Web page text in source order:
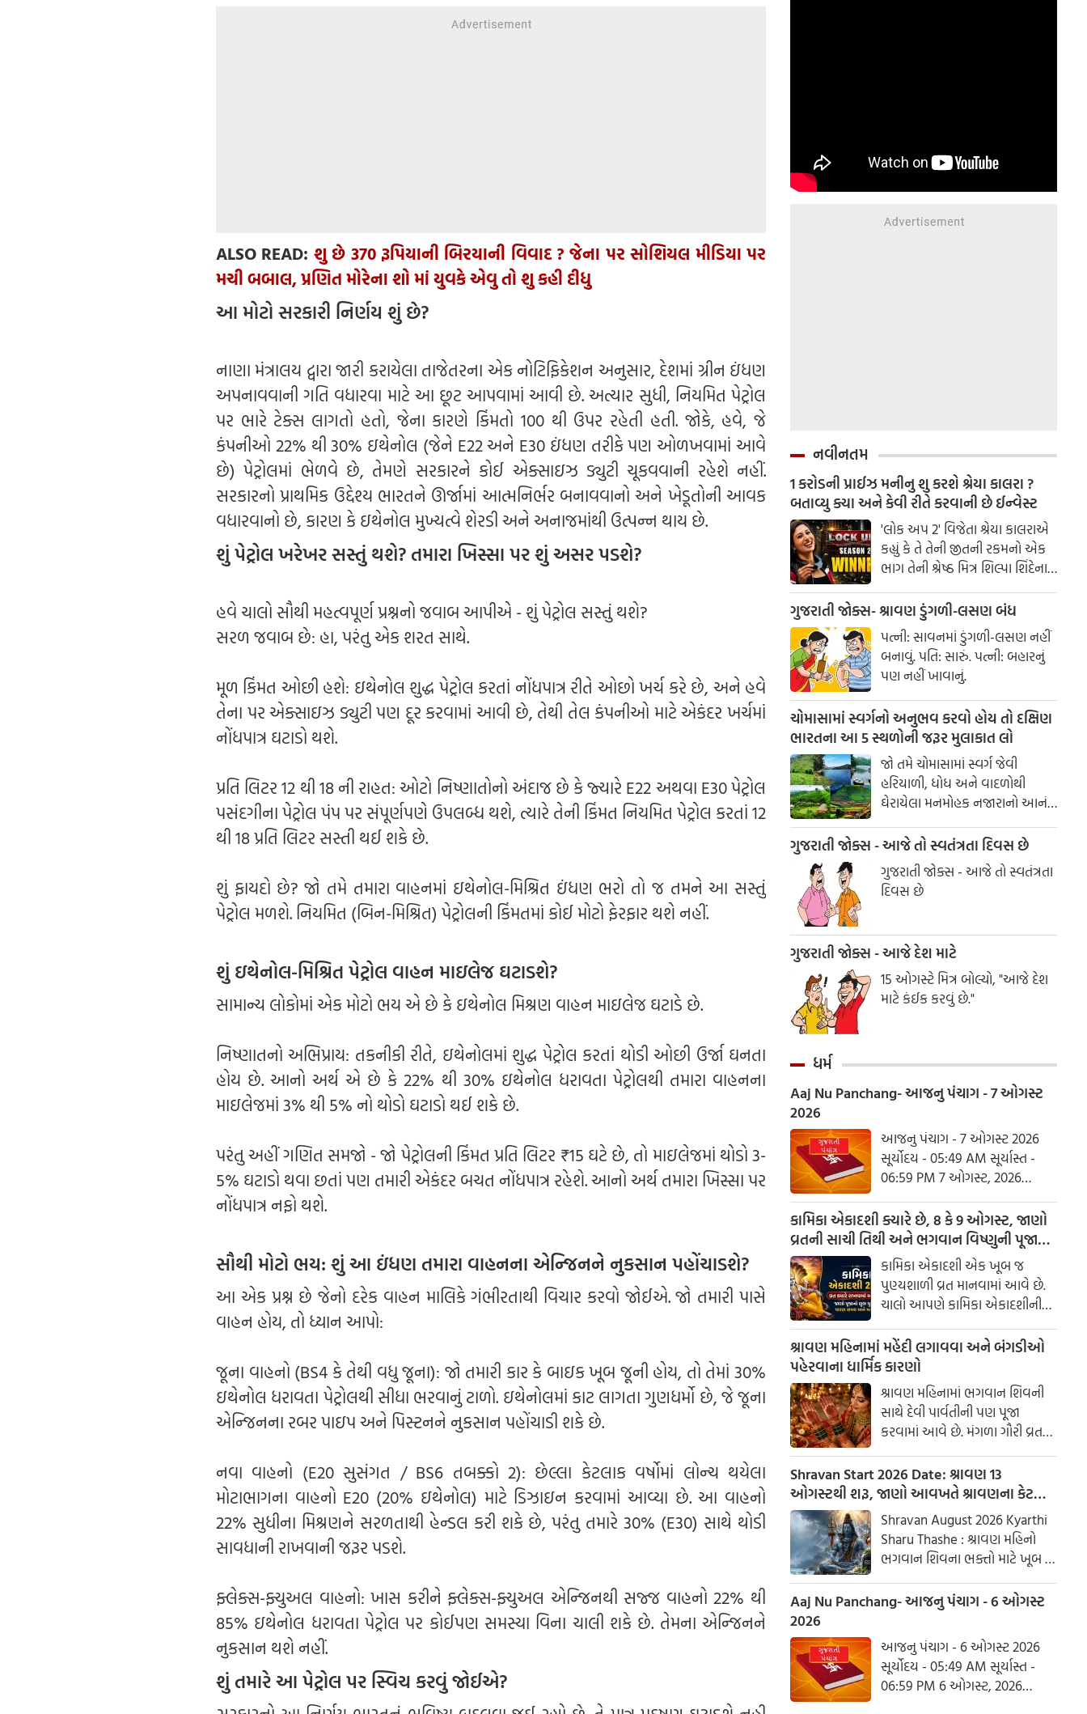
ALSO READ: શુ છે 370 રૂપિયાની બિરયાની વિવાદ ? જેના પર સોશિયલ મીડિયા પર
મચી બબાલ, પ્રણિત મોરેના શો માં યુવકે એવુ તો શુ કહી દીધુ
આ મોટો સરકારી નિર્ણય શું છે?
નાણા મંત્રાલય દ્વારા જારી કરાયેલા તાજેતરના એક નોટિફિકેશન અનુસાર, દેશમાં ગ્રીન ઇંધણ
અપનાવવાની ગતિ વધારવા માટે આ છૂટ આપવામાં આવી છે. અત્યાર સુધી, નિયમિત પેટ્રોલ
પર ભારે ટેક્સ લાગતો હતો, જેના કારણે કિંમતો 100 થી ઉપર રહેતી હતી. જોકે, હવે, જે
કંપનીઓ 22% થી 30% ઇથેનોલ (જેને E22 અને E30 ઇંધણ તરીકે પણ ઓળખવામાં આવે
છે) પેટ્રોલમાં ભેળવે છે, તેમણે સરકારને કોઈ એક્સાઇઝ ડ્યુટી ચૂકવવાની રહેશે નહીં.
સરકારનો પ્રાથમિક ઉદ્દેશ્ય ભારતને ઊર્જામાં આત્મનિર્ભર બનાવવાનો અને ખેડૂતોની આવક
વધારવાનો છે, કારણ કે ઇથેનોલ મુખ્યત્વે શેરડી અને અનાજમાંથી ઉત્પન્ન થાય છે.
શું પેટ્રોલ ખરેખર સસ્તું થશે? તમારા ખિસ્સા પર શું અસર પડશે?
હવે ચાલો સૌથી મહત્વપૂર્ણ પ્રશ્નનો જવાબ આપીએ - શું પેટ્રોલ સસ્તું થશે?
સરળ જવાબ છે: હા, પરંતુ એક શરત સાથે.
મૂળ કિંમત ઓછી હશે: ઇથેનોલ શુદ્ધ પેટ્રોલ કરતાં નોંધપાત્ર રીતે ઓછો ખર્ચ કરે છે, અને હવે
તેના પર એક્સાઇઝ ડ્યુટી પણ દૂર કરવામાં આવી છે, તેથી તેલ કંપનીઓ માટે એકંદર ખર્ચમાં
નોંધપાત્ર ઘટાડો થશે.
પ્રતિ લિટર 12 થી 18 ની રાહત: ઓટો નિષ્ણાતોનો અંદાજ છે કે જ્યારે E22 અથવા E30 પેટ્રોલ
પસંદગીના પેટ્રોલ પંપ પર સંપૂર્ણપણે ઉપલબ્ધ થશે, ત્યારે તેની કિંમત નિયમિત પેટ્રોલ કરતાં 12
થી 18 પ્રતિ લિટર સસ્તી થઈ શકે છે.
શું ફાયદો છે? જો તમે તમારા વાહનમાં ઇથેનોલ-મિશ્રિત ઇંધણ ભરો તો જ તમને આ સસ્તું
પેટ્રોલ મળશે. નિયમિત (બિન-મિશ્રિત) પેટ્રોલની કિંમતમાં કોઈ મોટો ફેરફાર થશે નહીં.
શું ઇથેનોલ-મિશ્રિત પેટ્રોલ વાહન માઇલેજ ઘટાડશે?
સામાન્ય લોકોમાં એક મોટો ભય એ છે કે ઇથેનોલ મિશ્રણ વાહન માઇલેજ ઘટાડે છે.
નિષ્ણાતનો અભિપ્રાય: તકનીકી રીતે, ઇથેનોલમાં શુદ્ધ પેટ્રોલ કરતાં થોડી ઓછી ઉર્જા ઘનતા
હોય છે. આનો અર્થ એ છે કે 22% થી 30% ઇથેનોલ ધરાવતા પેટ્રોલથી તમારા વાહનના
માઇલેજમાં 3% થી 5% નો થોડો ઘટાડો થઈ શકે છે.
પરંતુ અહીં ગણિત સમજો - જો પેટ્રોલની કિંમત પ્રતિ લિટર ₹15 ઘટે છે, તો માઇલેજમાં થોડો 3-
5% ઘટાડો થવા છતાં પણ તમારી એકંદર બચત નોંધપાત્ર રહેશે. આનો અર્થ તમારા ખિસ્સા પર
નોંધપાત્ર નફો થશે.
સૌથી મોટો ભય: શું આ ઇંધણ તમારા વાહનના એન્જિનને નુકસાન પહોંચાડશે?
આ એક પ્રશ્ન છે જેનો દરેક વાહન માલિકે ગંભીરતાથી વિચાર કરવો જોઈએ. જો તમારી પાસે
વાહન હોય, તો ધ્યાન આપો:
જૂના વાહનો (BS4 કે તેથી વધુ જૂના): જો તમારી કાર કે બાઇક ખૂબ જૂની હોય, તો તેમાં 30%
ઇથેનોલ ધરાવતા પેટ્રોલથી સીધા ભરવાનું ટાળો. ઇથેનોલમાં કાટ લાગતા ગુણધર્મો છે, જે જૂના
એન્જિનના રબર પાઇપ અને પિસ્ટનને નુકસાન પહોંચાડી શકે છે.
નવા વાહનો (E20 સુસંગત / BS6 તબક્કો 2): છેલ્લા કેટલાક વર્ષોમાં લોન્ચ થયેલા
મોટાભાગના વાહનો E20 (20% ઇથેનોલ) માટે ડિઝાઇન કરવામાં આવ્યા છે. આ વાહનો
22% સુધીના મિશ્રણને સરળતાથી હેન્ડલ કરી શકે છે, પરંતુ તમારે 30% (E30) સાથે થોડી
સાવધાની રાખવાની જરૂર પડશે.
ફ્લેક્સ-ફ્યુઅલ વાહનો: ખાસ કરીને ફ્લેક્સ-ફ્યુઅલ એન્જિનથી સજ્જ વાહનો 22% થી
85% ઇથેનોલ ધરાવતા પેટ્રોલ પર કોઈપણ સમસ્યા વિના ચાલી શકે છે. તેમના એન્જિનને
નુકસાન થશે નહીં.
શું તમારે આ પેટ્રોલ પર સ્વિચ કરવું જોઈએ?
નવીનતમ
1 કરોડની પ્રાઈઝ મનીનુ શુ કરશે શ્રેયા કાલરા ?
બતાવ્યુ ક્યા અને કેવી રીતે કરવાની છે ઈન્વેસ્ટ
'લોક અપ 2' વિજેતા શ્રેયા કાલરાએ
કહ્યું કે તે તેની જીતની રકમનો એક
ભાગ તેની શ્રેષ્ઠ મિત્ર શિલ્પા શિંદેના
આશ્રય ગૃહમાં દાન કરશે.
ગુજરાતી જોક્સ- શ્રાવણ ડુંગળી-લસણ બંધ
પત્ની: સાવનમાં ડુંગળી-લસણ નહીં
બનાવું. પતિ: સારું. પત્ની: બહારનું
પણ નહીં ખાવાનું.
ચોમાસામાં સ્વર્ગનો અનુભવ કરવો હોય તો દક્ષિણ
ભારતના આ 5 સ્થળોની જરૂર મુલાકાત લો
જો તમે ચોમાસામાં સ્વર્ગ જેવી
હરિયાળી, ધોધ અને વાદળોથી
ઘેરાયેલા મનમોહક નજારાનો આનંદ
માણવા માંગતા હો, તો દક્ષિણ
ભારતના આ સુંદર સ્થળોની
મુલાકાત જરૂર લો. આ ડેસ્ટિનેશન્સ
તમને કુદરતની ગોદમાં યાદગાર
પ્રવાસનો અદભુત અનુભવ કરાવશે.
ગુજરાતી જોક્સ - આજે તો સ્વતંત્રતા દિવસ છે
ગુજરાતી જોક્સ - આજે તો સ્વતંત્રતા
દિવસ છે
ગુજરાતી જોક્સ - આજે દેશ માટે
15 ઓગસ્ટે મિત્ર બોલ્યો, "આજે દેશ
માટે કંઈક કરવું છે."
ધર્મ
Aaj Nu Panchang- આજનુ પંચાગ - 7 ઓગસ્ટ
2026
આજનુ પંચાગ - 7 ઓગસ્ટ 2026
સૂર્યોદય - 05:49 AM સૂર્યાસ્ત -
06:59 PM 7 ઓગસ્ટ, 2026
શુક્રવાર આષાઢ વદ નોમ - વિક્રમ
સંવત 2082
કામિકા એકાદશી ક્યારે છે, 8 કે 9 ઓગસ્ટ, જાણો
વ્રતની સાચી તિથી અને ભગવાન વિષ્ણુની પૂજાનું
શુભ મુહૂર્ત
કામિકા એકાદશી એક ખૂબ જ
પુણ્યશાળી વ્રત માનવામાં આવે છે.
ચાલો આપણે કામિકા એકાદશીની
ચોક્કસ તારીખ અને આ દિવસે પૂજા
કરવાનો શુભ સમય જાણીએ.
શ્રાવણ મહિનામાં મહેંદી લગાવવા અને બંગડીઓ
પહેરવાના ધાર્મિક કારણો
શ્રાવણ મહિનામાં ભગવાન શિવની
સાથે દેવી પાર્વતીની પણ પૂજા
કરવામાં આવે છે. મંગળા ગૌરી વ્રત
અને હરિયાળી તીજ જેવા પ્રસંગોએ
મહેંદી લગાવવી અને લીલા રંગના
કપડાં પહેરવા એ પતિના લાંબા
માટે શુભ માનવામાં આવે છે.
આપણી પરંપરાઓમાં, સ્ત્રીઓને
પ્રકૃતિનું સ્વરૂપ માનવામાં આવે છે.
Shravan Start 2026 Date: શ્રાવણ 13
ઓગસ્ટથી શરૂ, જાણો આવખતે શ્રાવણના કેટલા
સોમવાર રહેશે
Shravan August 2026 Kyarthi
Sharu Thashe : શ્રાવણ મહિનો
ભગવાન શિવના ભક્તો માટે ખૂબ જ
ખાસ છે. આ મહિનામાં ભગવાન
શિવની પૂજા કરવાથી ઈચ્છાઓ
ઝડપથી પૂર્ણ થાય છે. ધાર્મિક
માન્યતાઓ અનુસાર, ભગવાન શિવે
આ મહિનામાં દેવી પાર્વતીને પોતાની
પત્ની તરીકે સ્વીકાર્યા હતા. ચાલો
જાણીએ કે આ વર્ષે શ્રાવણમાં કેટલા
Aaj Nu Panchang- આજનુ પંચાગ - 6 ઓગસ્ટ
2026
આજનુ પંચાગ - 6 ઓગસ્ટ 2026
સૂર્યોદય - 05:49 AM સૂર્યાસ્ત -
06:59 PM 6 ઓગસ્ટ, 2026